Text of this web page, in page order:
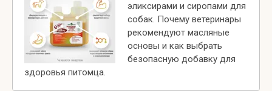
эликсирами и сиропами для
собак. Почему ветеринары
рекомендуют масляные
основы и как выбрать
безопасную добавку для
здоровья питомца.